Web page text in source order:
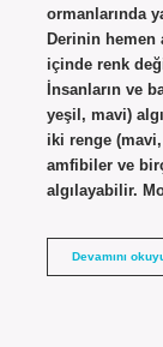
ormanlarında
Derinin hemen
içinde renk
İnsanların ve
yeşil, mavi)
iki renge
amfibiler ve
algılayabilir.
Devamını